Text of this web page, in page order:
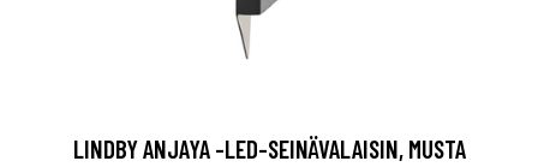
LINDBY ANJAYA -LED-SEINÄVALAISIN, MUSTA